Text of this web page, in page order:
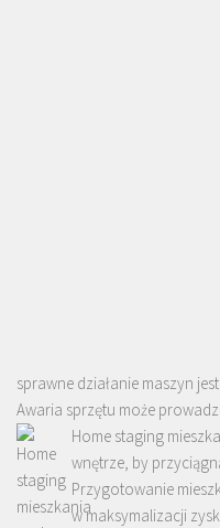
sprawne działanie maszyn
Awaria sprzętu może
Home staging
wnętrze, by
Przygotowanie
w maksymalizacji